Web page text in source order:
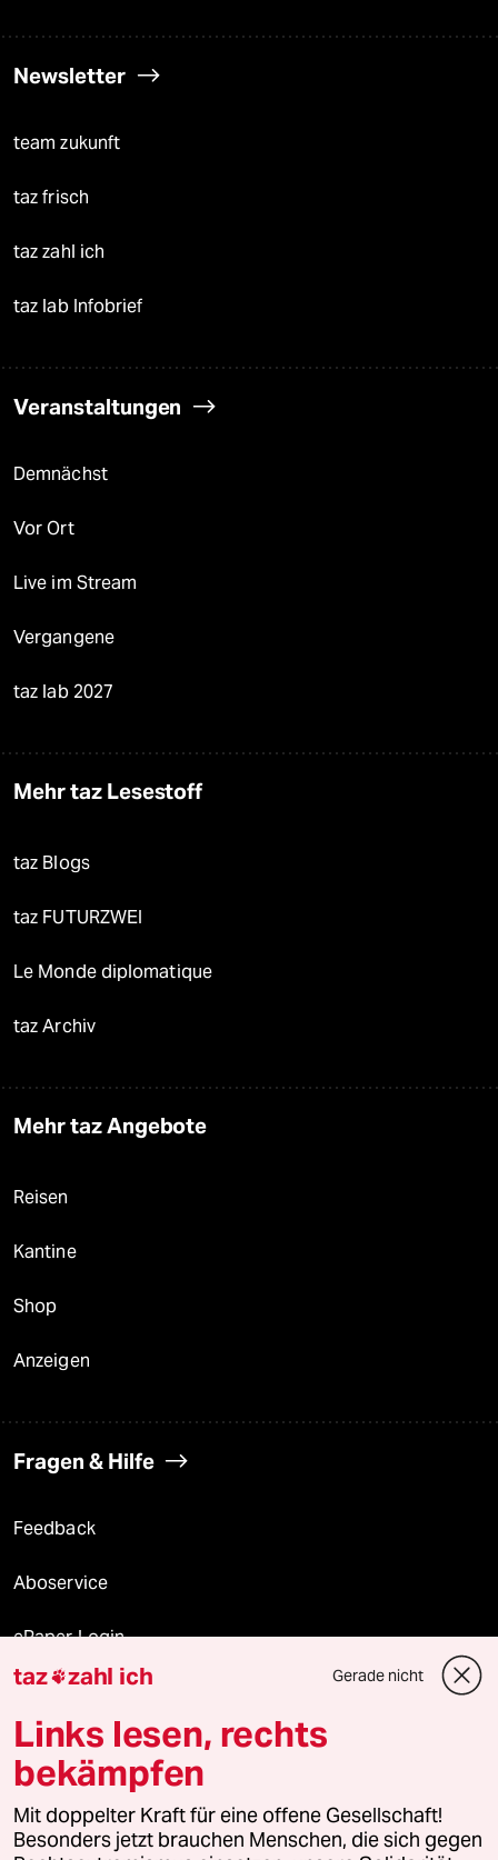
Newsletter
team zukunft
taz frisch
taz zahl ich
taz lab Infobrief
Veranstaltungen
Demnächst
Vor Ort
Live im Stream
Vergangene
taz lab 2027
Mehr taz Lesestoff
taz Blogs
taz FUTURZWEI
Le Monde diplomatique
taz Archiv
Mehr taz Angebote
Reisen
Kantine
Shop
Anzeigen
Fragen & Hilfe
Feedback
Aboservice
ePaper Login
Downloads für Abonnierende
© 2026 taz Verlags und Vertriebs GmbH
Alle Rechte vorbehalten. Bei rechtlichen Fragen oder für Genehmigungen
wenden Sie sich bitte an
lizenzen@taz.de
taz zahl ich Gerade nicht
Links lesen, rechts
bekämpfen
Mit doppelter Kraft für eine offene Gesellschaft!
Besonders jetzt brauchen Menschen, die sich gegen